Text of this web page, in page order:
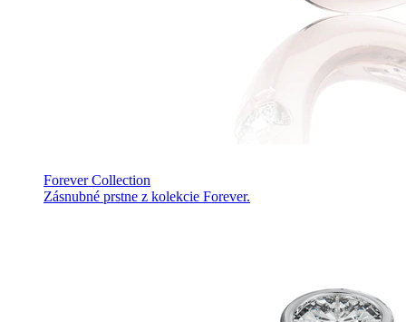
Forever Collection
Zásnubné prstne z kolekcie Forever.